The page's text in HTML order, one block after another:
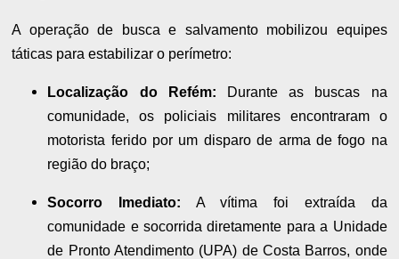
A operação de busca e salvamento mobilizou equipes
táticas para estabilizar o perímetro:
Localização do Refém: Durante as buscas na
comunidade, os policiais militares encontraram o
motorista ferido por um disparo de arma de fogo na
região do braço;
Socorro Imediato: A vítima foi extraída da
comunidade e socorrida diretamente para a Unidade
de Pronto Atendimento (UPA) de Costa Barros, onde